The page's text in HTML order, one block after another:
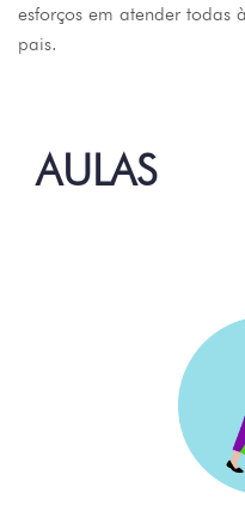
esforços em atender todas
pais.
AULAS